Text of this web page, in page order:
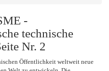
-
technische
Nr. 2
Öffentlichkeit weltweit neue